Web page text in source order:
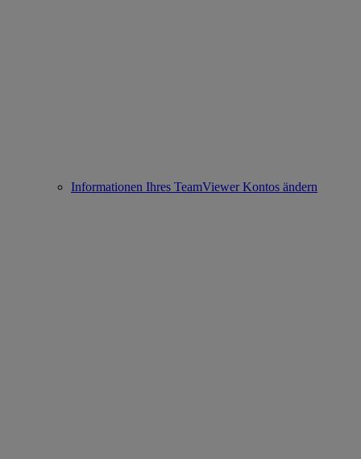
Informationen Ihres TeamViewer Kontos ändern